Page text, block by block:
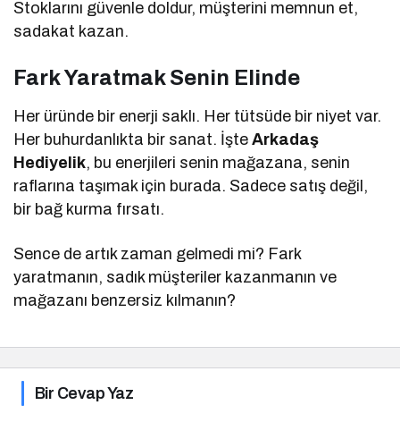
Stoklarını güvenle doldur, müşterini memnun et,
sadakat kazan.
Fark Yaratmak Senin Elinde
Her üründe bir enerji saklı. Her tütsüde bir niyet var.
Her buhurdanlıkta bir sanat. İşteArkadaş
Hediyelik, bu enerjileri senin mağazana, senin
raflarına taşımak için burada. Sadece satış değil,
bir bağ kurma fırsatı.
Sence de artık zaman gelmedi mi? Fark
yaratmanın, sadık müşteriler kazanmanın ve
mağazanı benzersiz kılmanın?
Bir Cevap Yaz